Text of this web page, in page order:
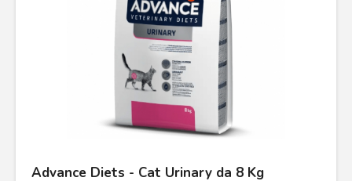
Advance Diets - Cat Urinary da 8 Kg